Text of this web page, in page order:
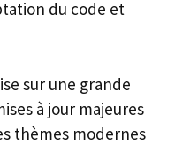
du code et
sur une grande
à jour majeures
thèmes modernes